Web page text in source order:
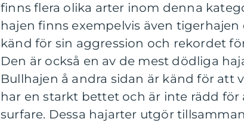
finns flera olika arter inom denna
hajen finns exempelvis även
känd för sin aggression och rekordet
Den är också en av de mest dödliga
Bullhajen å andra sidan är känd för att
har en starkt bettet och är inte rädd
surfare. Dessa hajarter utgör